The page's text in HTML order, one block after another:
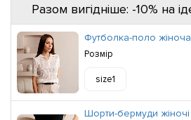
Разом вигідніше: -10% на
Футболка-поло
Розмір
size1
Шорти-бермуди